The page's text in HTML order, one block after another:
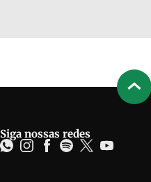
Siga nossas redes